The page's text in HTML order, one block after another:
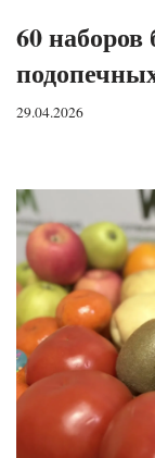
60
29.04.2026